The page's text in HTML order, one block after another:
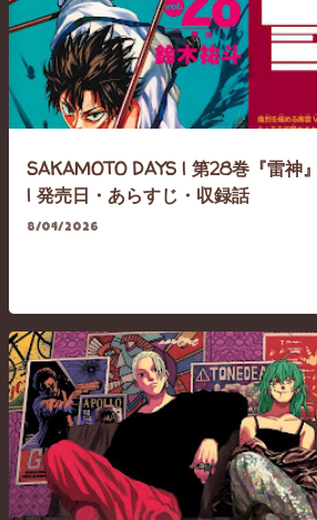
SAKAMOTO DAYS | 第28巻『雷神
| 発売日・あらすじ・収録話
8/04/2026